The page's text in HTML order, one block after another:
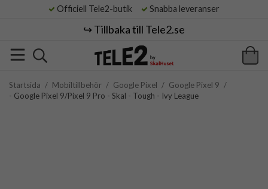
Officiell Tele2-butik Snabba leveranser
↪️ Tillbaka till Tele2.se
Startsida / Mobiltillbehör / Google Pixel / Google Pixel 9 /
- Google Pixel 9/Pixel 9 Pro - Skal - Tough - Ivy League